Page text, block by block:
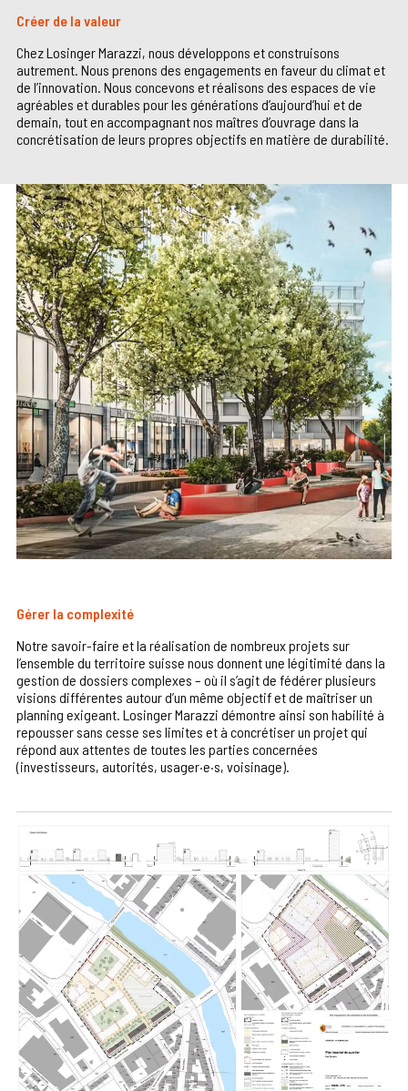
Créer de la valeur
Chez Losinger Marazzi, nous développons et construisons
autrement. Nous prenons des engagements en faveur du climat et
de l’innovation. Nous concevons et réalisons des espaces de vie
agréables et durables pour les générations d’aujourd’hui et de
demain, tout en accompagnant nos maîtres d’ouvrage dans la
concrétisation de leurs propres objectifs en matière de durabilité.
Gérer la complexité
Notre savoir-faire et la réalisation de nombreux projets sur
l’ensemble du territoire suisse nous donnent une légitimité dans la
gestion de dossiers complexes – où il s’agit de fédérer plusieurs
visions différentes autour d’un même objectif et de maîtriser un
planning exigeant. Losinger Marazzi démontre ainsi son habilité à
repousser sans cesse ses limites et à concrétiser un projet qui
répond aux attentes de toutes les parties concernées
(investisseurs, autorités, usager·e·s, voisinage).